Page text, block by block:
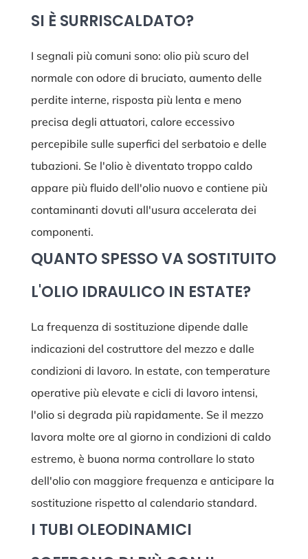
SI È SURRISCALDATO?
I segnali più comuni sono: olio più scuro del
normale con odore di bruciato, aumento delle
perdite interne, risposta più lenta e meno
precisa degli attuatori, calore eccessivo
percepibile sulle superfici del serbatoio e delle
tubazioni. Se l'olio è diventato troppo caldo
appare più fluido dell'olio nuovo e contiene più
contaminanti dovuti all'usura accelerata dei
componenti.
QUANTO SPESSO VA SOSTITUITO
L'OLIO IDRAULICO IN ESTATE?
La frequenza di sostituzione dipende dalle
indicazioni del costruttore del mezzo e dalle
condizioni di lavoro. In estate, con temperature
operative più elevate e cicli di lavoro intensi,
l'olio si degrada più rapidamente. Se il mezzo
lavora molte ore al giorno in condizioni di caldo
estremo, è buona norma controllare lo stato
dell'olio con maggiore frequenza e anticipare la
sostituzione rispetto al calendario standard.
I TUBI OLEODINAMICI